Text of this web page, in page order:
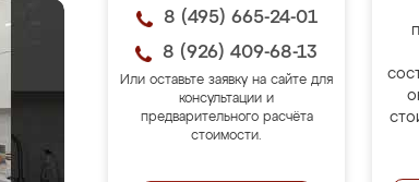
8 (495) 665-24-01
8 (926) 409-68-13
Или оставьте заявку на сайте для
консультации и
предварительного расчёта
стоимости.